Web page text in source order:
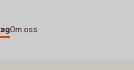
Om oss